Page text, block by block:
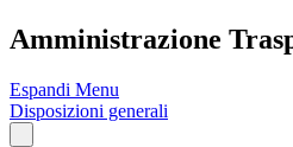
Amministrazione
Espandi Menu
Disposizioni generali